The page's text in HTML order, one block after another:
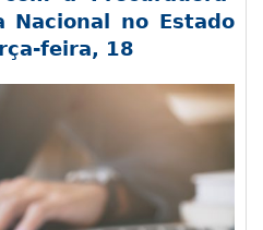
Nacional no Estado
feira, 18